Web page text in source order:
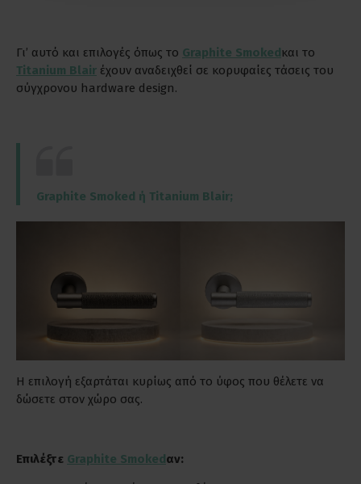
Γι’ αυτό και επιλογές όπως το Graphite Smokedκαι το
Titanium Blair έχουν αναδειχθεί σε κορυφαίες τάσεις του
σύγχρονου hardware design.
Graphite Smoked ή Titanium Blair;
Η επιλογή εξαρτάται κυρίως από το ύφος που θέλετε να
δώσετε στον χώρο σας.
Επιλέξτε Graphite Smokedαν: